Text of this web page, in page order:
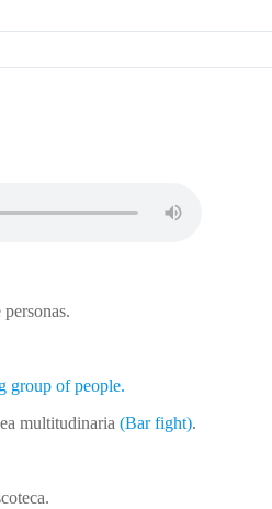
group of people.
multitudinaria (Bar fight).